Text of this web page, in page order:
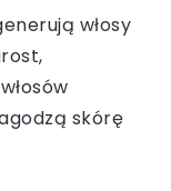
włosy
skórę